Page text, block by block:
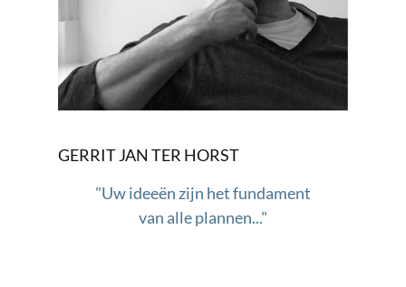
GERRIT JAN TER HORST
"Uw ideeën zijn het fundament
van alle plannen..."